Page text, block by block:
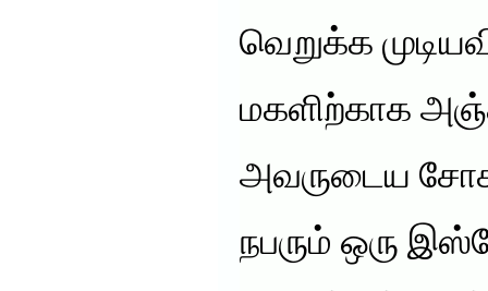
வெறுக்க
மகளிற்காக
அவருடைய
நபரும் ஒரு